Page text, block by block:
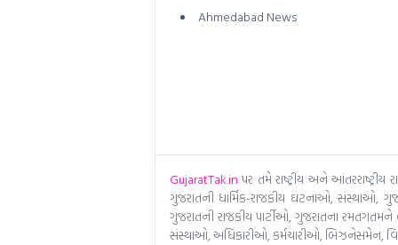
Ahmedabad News
GujaratTak.inપર તમે રાષ્ટ્રીય અને
ગુજરાતની ધાર્મિક-રાજકીય ઘટનાઓ, સંસ્થાઓ,
ગુજરાતની રાજકીય પાર્ટીઓ, ગુજરાતના રમતગતમને
સંસ્થાઓ, અધિકારીઓ, કર્મચારીઓ, બિઝનેસમેન,